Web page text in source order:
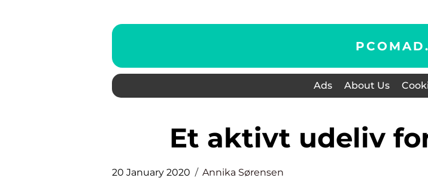
PCOMAD.
Ads About Us
Et aktivt udeliv
20 January 2020 Annika Sørensen